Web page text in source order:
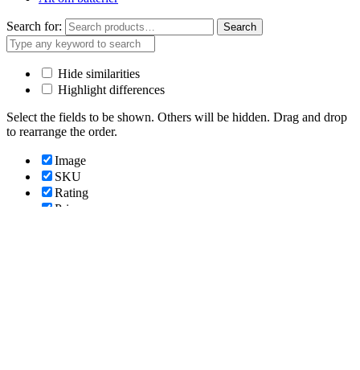
Search for: Search
Hide similarities
Highlight differences
Select the fields to be shown. Others will be hidden. Drag and drop
to rearrange the order.
Image
SKU
Rating
Price